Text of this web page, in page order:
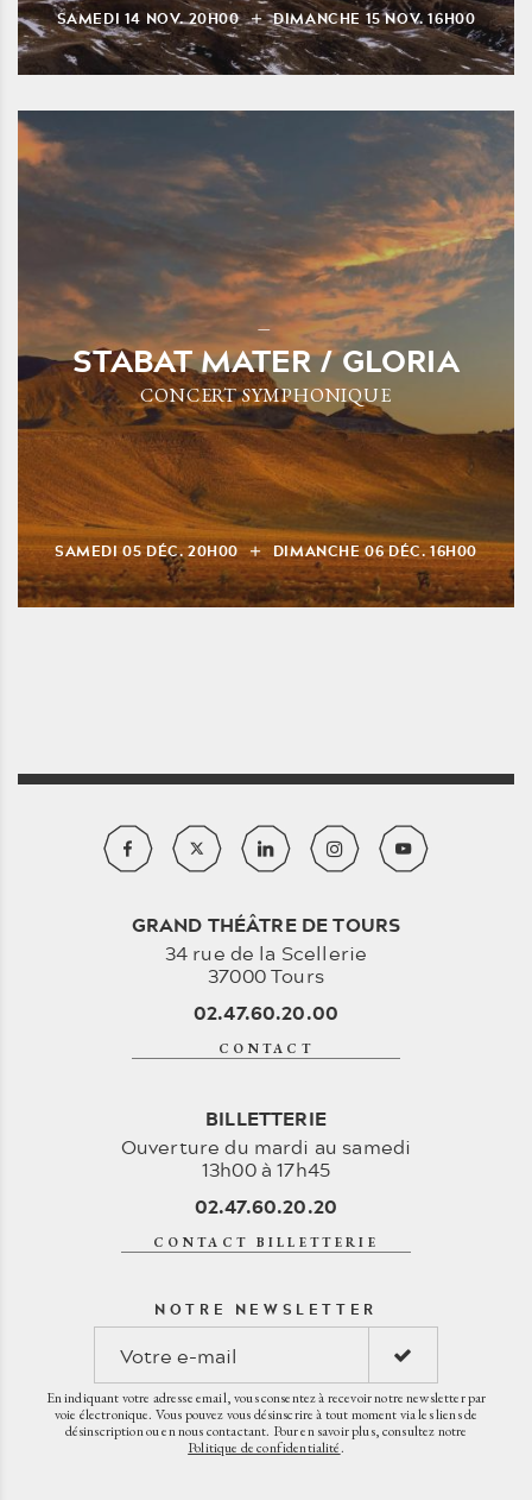
SAMEDI 14 NOV.20H00 DIMANCHE15NOV.16H00
STABAT MATER / GLORIA
CONCERT SYMPHONIQUE
SAMEDI05DÉC.20H00 DIMANCHE06DÉC.16H00
GRAND THÉÂTRE DE TOURS
34 rue de la Scellerie
37000 Tours
02.47.60.20.00
CONTACT
BILLETTERIE
Ouverture du mardi au samedi
13h00 à 17h45
02.47.60.20.20
CONTACT BILLETTERIE
NOTRE NEWSLETTER
En indiquant votre adresse email, vous consentez à recevoir notre newsletter par
voie électronique. Vous pouvez vous désinscrire à tout moment via les liens de
désinscription ou en nous contactant. Pour en savoir plus, consultez notre
Politique de confidentialité.